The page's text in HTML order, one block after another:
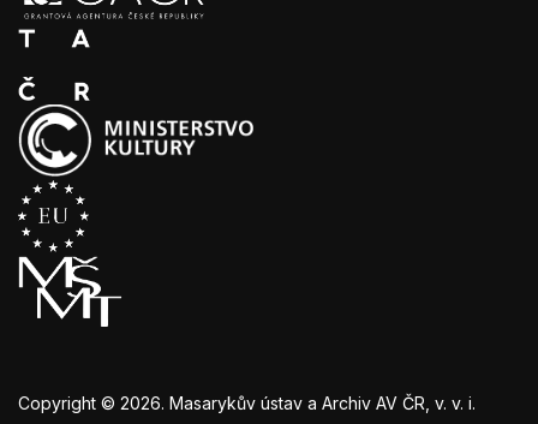
Copyright © 2026. Masarykův ústav a Archiv AV ČR, v. v. i.